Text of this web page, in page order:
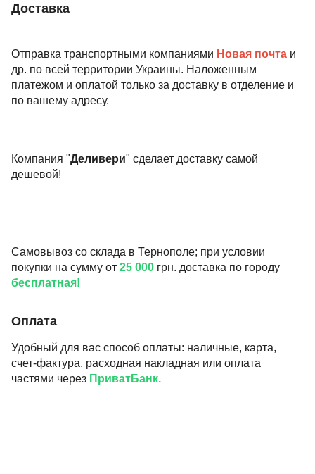
Доставка
Отправка транспортными компаниями Новая почта и
др. по всей территории Украины. Наложенным
платежом и оплатой только за доставку в отделение и
по вашему адресу.
Компания "Деливери" сделает доставку самой
дешевой!
Самовывоз со склада в Тернополе; при условии
покупки на сумму от 25 000 грн. доставка по городу
бесплатная!
Оплата
Удобный для вас способ оплаты: наличные, карта,
счет-фактура, расходная накладная или оплата
частями через ПриватБанк.